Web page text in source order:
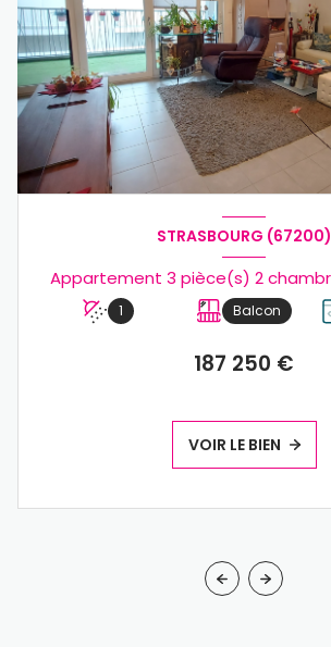
STRASBOURG (67200)
1 Balcon
187 250 €
VOIR LE BIEN